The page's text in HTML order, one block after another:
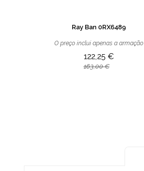
Ray Ban 0RX6489
O preço inclui apenas a armação
122,25 €
163,00 €